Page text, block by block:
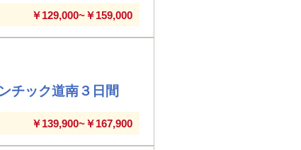
￥129,000~￥159,000
チック道南３日間
￥139,900~￥167,900